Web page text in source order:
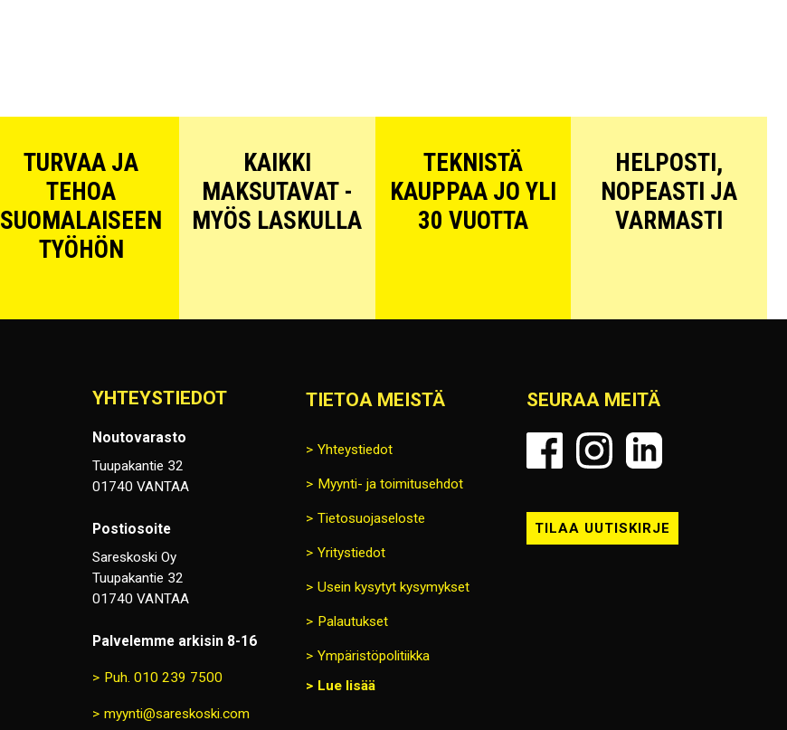
TURVAA JA
TEHOA
SUOMALAISEEN
TYÖHÖN
KAIKKI
MAKSUTAVAT -
MYÖS LASKULLA
TEKNISTÄ
KAUPPAA JO YLI
30 VUOTTA
HELPOSTI,
NOPEASTI JA
VARMASTI
YHTEYSTIEDOT
Noutovarasto
Tuupakantie 32
01740 VANTAA
Postiosoite
Sareskoski Oy
Tuupakantie 32
01740 VANTAA
Palvelemme arkisin 8-16
Puh. 010 239 7500
myynti@sareskoski.com
TIETOA MEISTÄ
Yhteystiedot
Myynti- ja toimitusehdot
Tietosuojaseloste
Yritystiedot
Usein kysytyt kysymykset
Palautukset
Ympäristöpolitiikka
Lue lisää
SEURAA MEITÄ
TILAA UUTISKIRJE